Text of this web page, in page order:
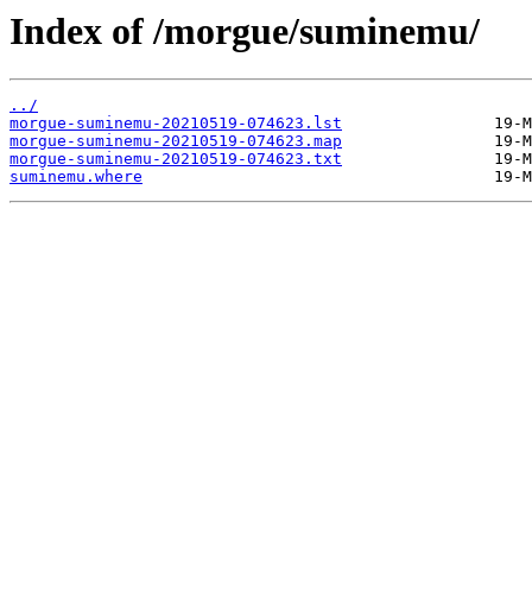
Index of /morgue/suminemu/
../
morgue-suminemu-20210519-074623.lst
morgue-suminemu-20210519-074623.map
morgue-suminemu-20210519-074623.txt
suminemu.where